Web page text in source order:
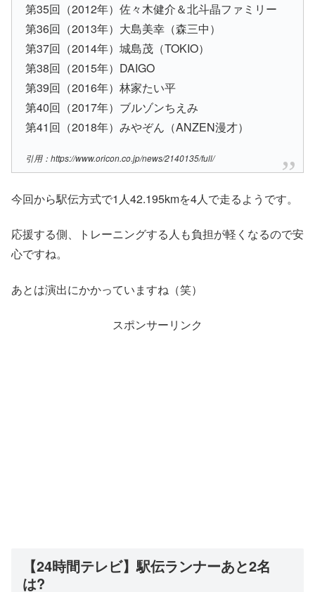
第35回（2012年）佐々木健介＆北斗晶ファミリー
第36回（2013年）大島美幸（森三中）
第37回（2014年）城島茂（TOKIO）
第38回（2015年）DAIGO
第39回（2016年）林家たい平
第40回（2017年）ブルゾンちえみ
第41回（2018年）みやぞん（ANZEN漫才）
引用：https://www.oricon.co.jp/news/2140135/full/
今回から駅伝方式で1人42.195kmを4人で走るようです。
応援する側、トレーニングする人も負担が軽くなるので安
心ですね。
あとは演出にかかっていますね（笑）
スポンサーリンク
【24時間テレビ】駅伝ランナーあと2名
は?